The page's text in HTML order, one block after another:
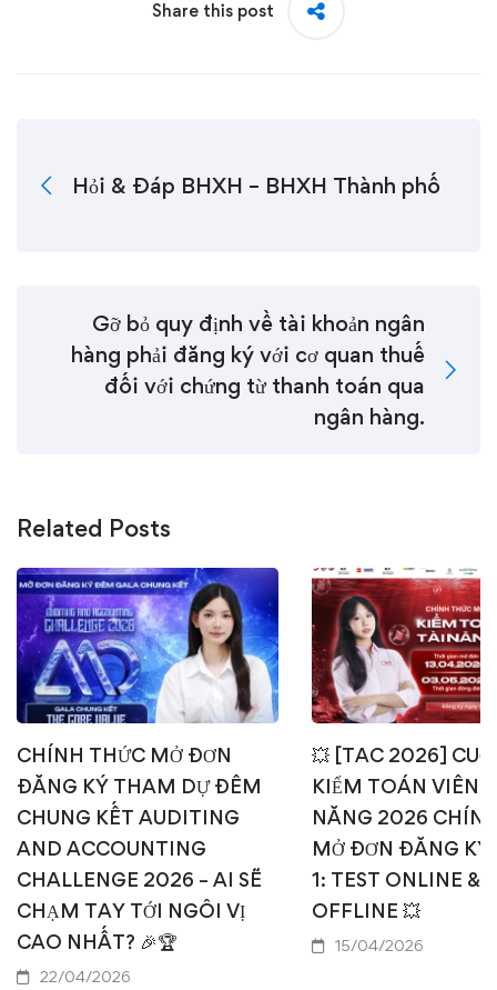
Share this post
Hỏi & Đáp BHXH – BHXH Thành phố
Gỡ bỏ quy định về tài khoản ngân
hàng phải đăng ký với cơ quan thuế
đối với chứng từ thanh toán qua
ngân hàng.
Related Posts
CHÍNH THỨC MỞ ĐƠN
ĐĂNG KÝ THAM DỰ ĐÊM
CHUNG KẾT AUDITING
AND ACCOUNTING
CHALLENGE 2026 – AI SẼ
CHẠM TAY TỚI NGÔI VỊ
CAO NHẤT? 🎉🏆
22/04/2026
💥 [TAC 2026]
KIỂM TOÁN VIÊN
NĂNG 2026
MỞ ĐƠN ĐĂNG KÝ
1: TEST ONLINE &
OFFLINE 💥
15/04/2026